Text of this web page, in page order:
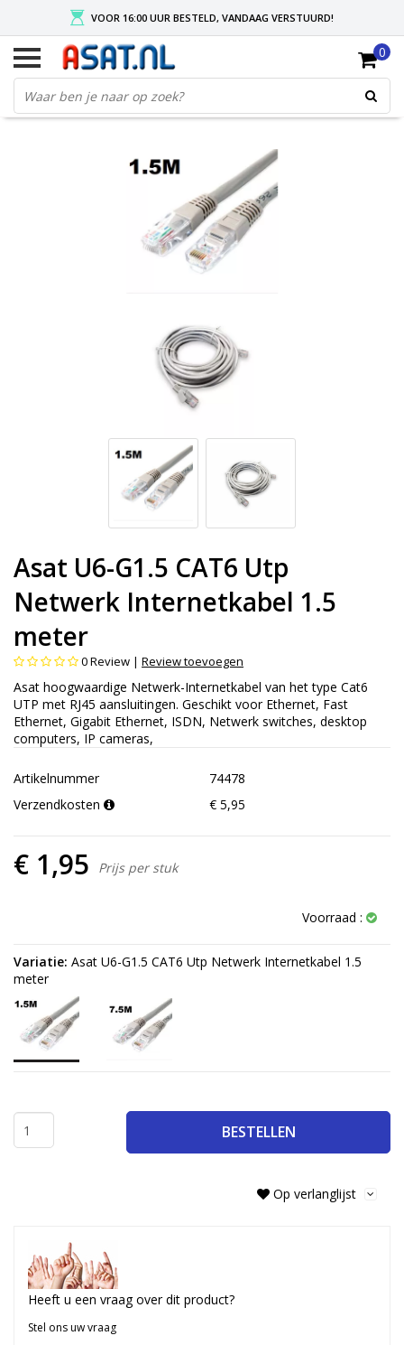
VOOR 16:00 UUR BESTELD, VANDAAG VERSTUURD!
GRATIS VERZENDING NA MIN. ORDER VAN € 50,-
KIES EENVOUDIG UW AFHAALLOCATIE
0
Asat U6-G1.5 CAT6 Utp
Netwerk Internetkabel 1.5
meter
0Review | Review toevoegen
Asat hoogwaardige Netwerk-Internetkabel van het type Cat6
UTP met RJ45 aansluitingen. Geschikt voor Ethernet, Fast
Ethernet, Gigabit Ethernet, ISDN, Netwerk switches, desktop
computers, IP cameras,
Artikelnummer
74478
Verzendkosten
€ 5,95
€ 1,95 Prijs per stuk
Voorraad :
Variatie: Asat U6-G1.5 CAT6 Utp Netwerk Internetkabel 1.5
meter
BESTELLEN
Op verlanglijst
Heeft u een vraag over dit product?
Stel ons uw vraag